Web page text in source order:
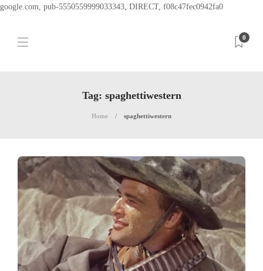
google.com, pub-5550559999033343, DIRECT, f08c47fec0942fa0
0
Tag: spaghettiwestern
Home spaghettiwestern